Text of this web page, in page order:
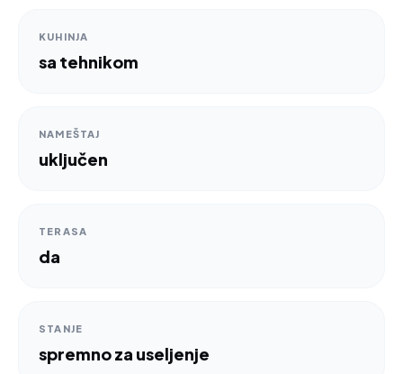
KUHINJA
sa tehnikom
NAMEŠTAJ
uključen
TERASA
da
STANJE
spremno za useljenje